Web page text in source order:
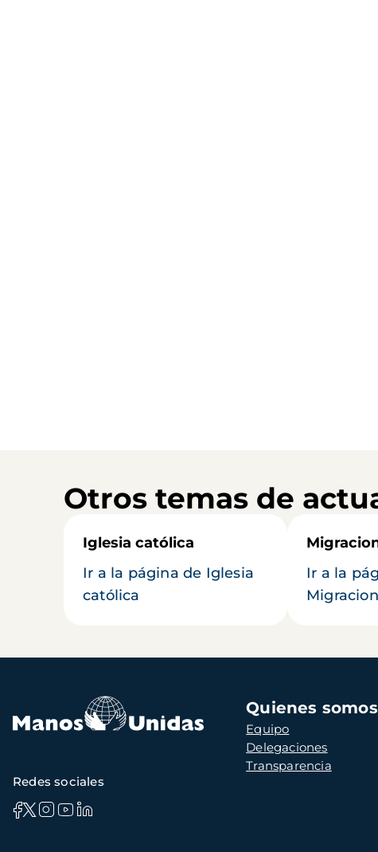
Otros temas de
Iglesia católica
Ir a la página de Iglesia
católica
Ir a la
Navegación
principal
Quienes somos
Equipo
Delegaciones
Transparencia
Redes sociales